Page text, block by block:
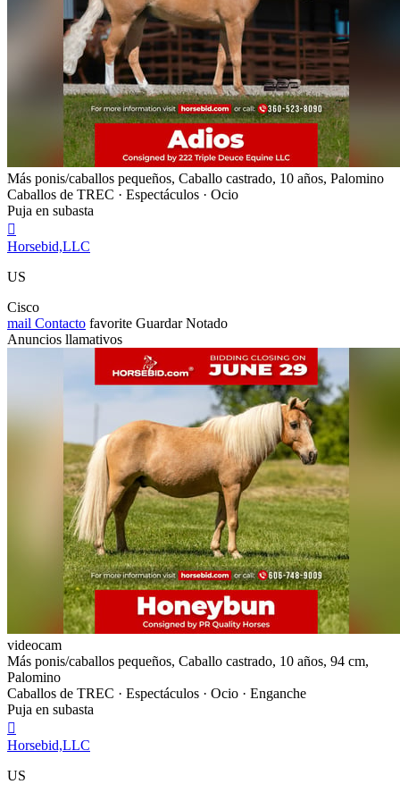
Más ponis/caballos pequeños, Caballo castrado, 10 años, Palomino
Caballos de TREC · Espectáculos · Ocio
Puja en subasta

Horsebid,LLC
US
Cisco
mail Contacto favorite Guardar Notado
Anuncios llamativos
videocam
Más ponis/caballos pequeños, Caballo castrado, 10 años, 94 cm,
Palomino
Caballos de TREC · Espectáculos · Ocio · Enganche
Puja en subasta

Horsebid,LLC
US